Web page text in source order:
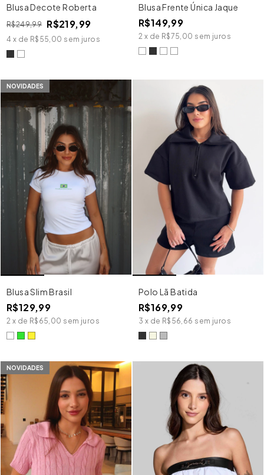
Blusa Decote Roberta
R$249,99 R$219,99
4 x de R$55,00 sem juros
Blusa Frente Única Jaque
R$149,99
2 x de R$75,00 sem juros
NOVIDADES
Blusa Slim Brasil
R$129,99
2 x de R$65,00 sem juros
Polo Lã Batida
R$169,99
3 x de R$56,66 sem juros
NOVIDADES